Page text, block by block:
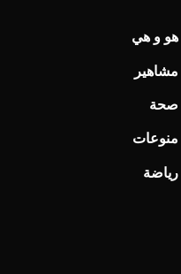
هو و هي
مشاهير
صحة
منوعات
رياضة